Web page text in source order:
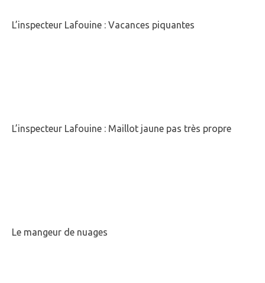
L’inspecteur Lafouine : Vacances piquantes
L’inspecteur Lafouine : Maillot jaune pas très propre
Le mangeur de nuages